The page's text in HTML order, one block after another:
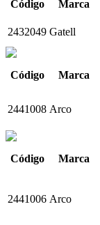
Código Marca
2432049 Gatell
Código Marca
2441008 Arco
Código Marca
2441006 Arco